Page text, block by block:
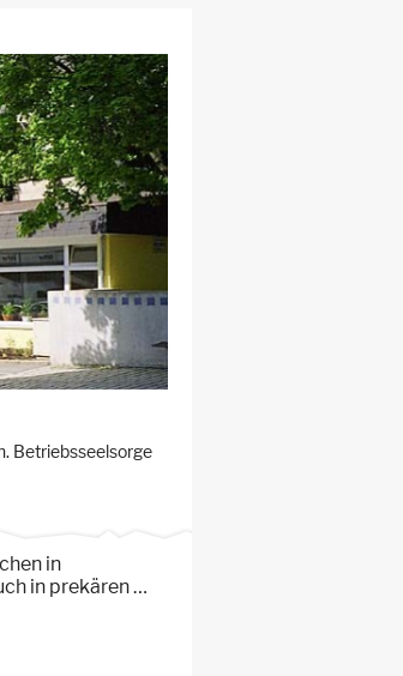
Betriebsseelsorge
in
in prekären …